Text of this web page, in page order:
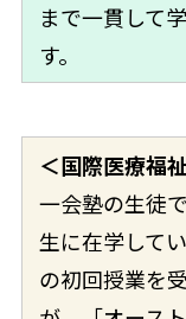
まで一貫して
す。
＜国際医療福
一会塾の生徒
生に在学して
の初回授業を